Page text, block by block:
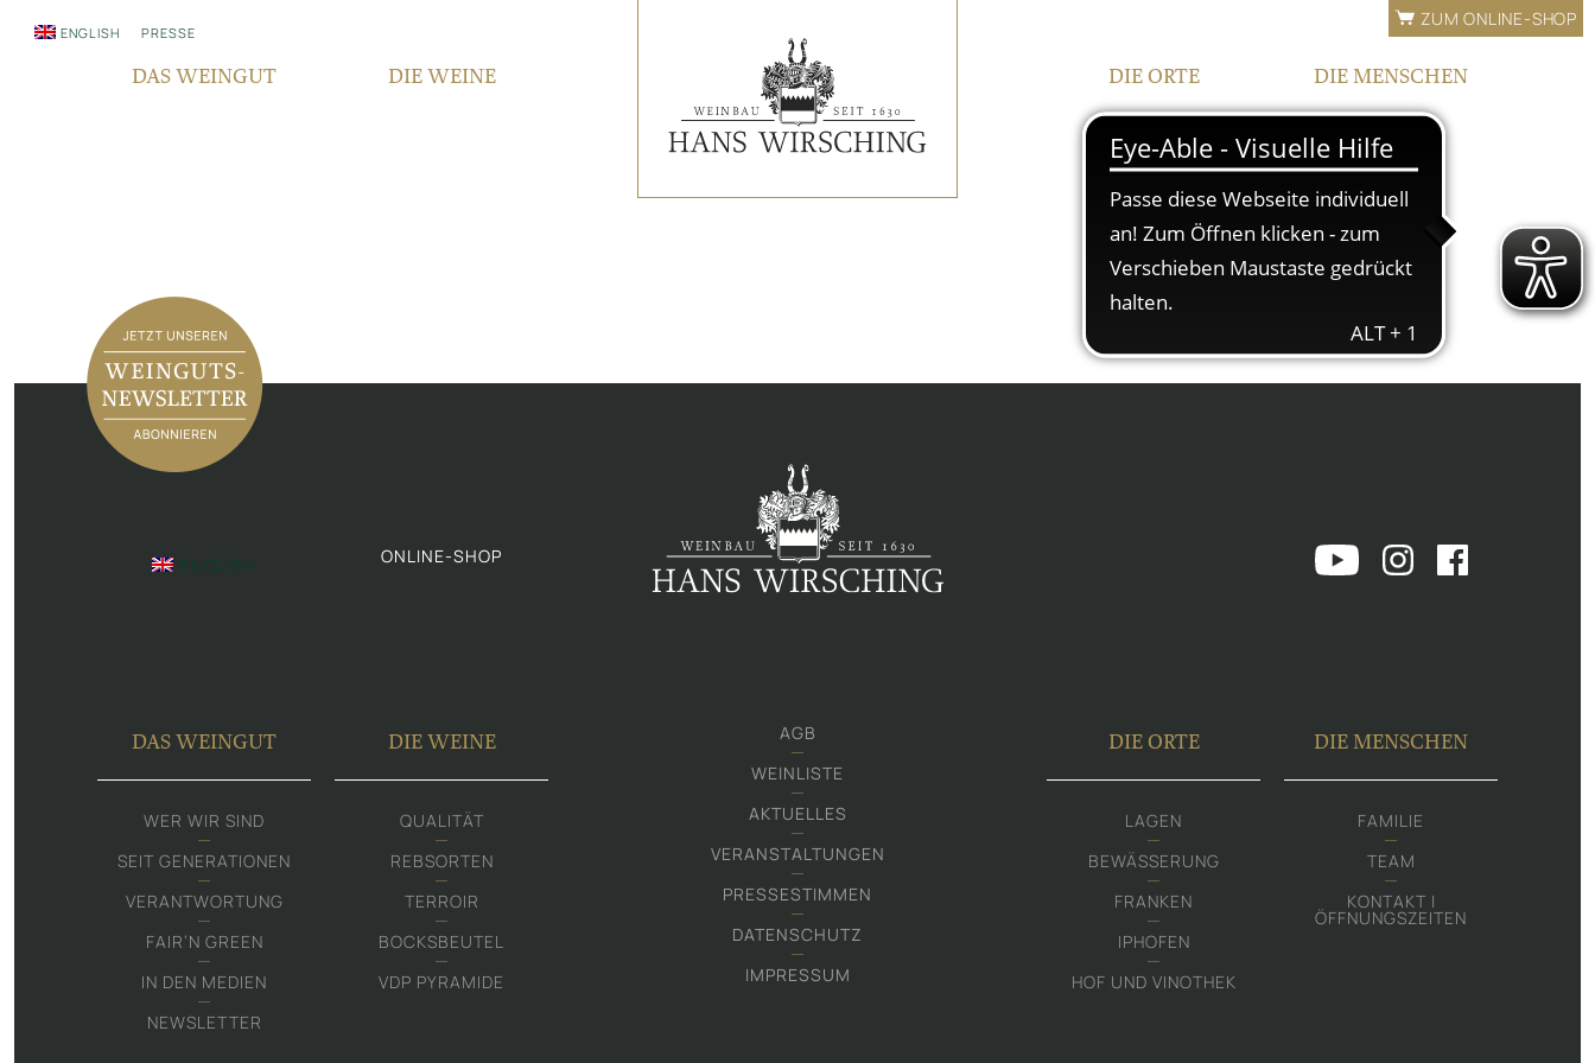
DAS WEINGUT
IN DEN MEDIEN
NEWSLETTER
DIE WEINE DIE ORTE
LAGEN
BEWÄSSERUNG
IPHOFEN
HOF UND VINOTHEK
DIE MENSCHEN
FAMILIE
TEAM
ÖFFNUNGSZEITEN
ENGLISH PRESSE
ZUM ONLINE-SHOP
ENGLISH ONLINE-SHOP
DAS WEINGUT
WER WIR SIND
SEIT GENERATIONEN
VERANTWORTUNG
FAIR‘N GREEN
IN DEN MEDIEN
NEWSLETTER
DIE WEINE
QUALITÄT
REBSORTEN
TERROIR
BOCKSBEUTEL
VDP PYRAMIDE
AGB
WEINLISTE
AKTUELLES
VERANSTALTUNGEN
PRESSESTIMMEN
DATENSCHUTZ
IMPRESSUM
DIE ORTE
LAGEN
BEWÄSSERUNG
FRANKEN
IPHOFEN
HOF UND VINOTHEK
DIE MENSCHEN
FAMILIE
TEAM
KONTAKT |
ÖFFNUNGSZEITEN